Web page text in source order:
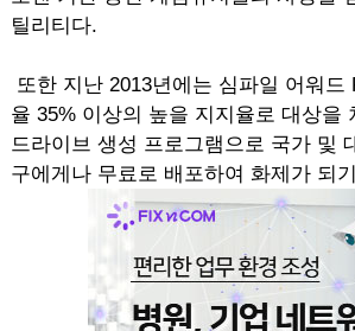
틸리티다.
또한 지난 2013년에는 심파일 어워드
율 35% 이상의 높을 지지율로 대상을
드라이브 생성 프로그램으로 국가 및
구에게나 무료로 배포하여 화제가 되